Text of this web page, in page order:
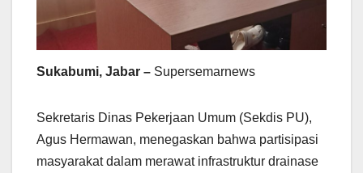
Sukabumi, Jabar – Supersemarnews
Sekretaris Dinas Pekerjaan Umum (Sekdis PU),
Agus Hermawan, menegaskan bahwa partisipasi
masyarakat dalam merawat infrastruktur drainase